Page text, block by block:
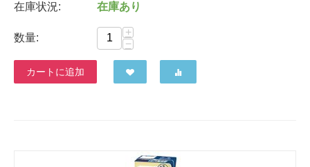
在庫状況:
在庫あり
数量:
+
−
カートに追加